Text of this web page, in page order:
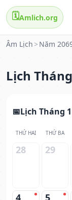
🗓️Amlich.org
Âm Lịch > Năm
Lịch
Lịch Tháng
THỨ HAI THỨ BA
28 29
4 5